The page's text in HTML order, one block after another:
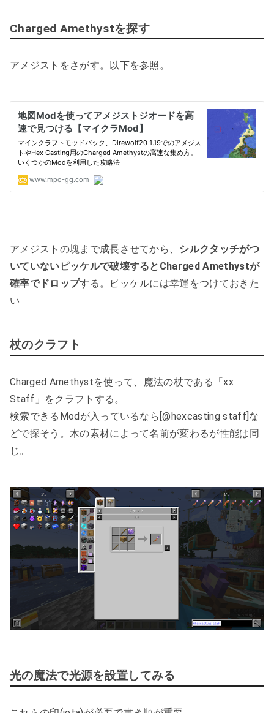
Charged Amethystを探す
アメジストをさがす。以下を参照。
アメジストの塊まで成長させてから、 シルクタッチがつ
いていないピッケルで破壊するとCharged Amethystが
確率でドロップする。ピッケルには幸運をつけておきた
い
杖のクラフト
Charged Amethystを使って、魔法の杖である「xx
Staff」をクラフトする。
検索できるModが入っているなら[@hexcasting staff]な
どで探そう。木の素材によって名前が変わるが性能は同
じ。
光の魔法で光源を設置してみる